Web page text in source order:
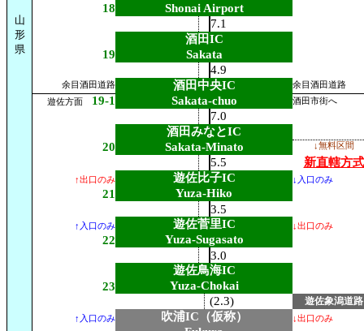
山
形
県
18
Shonai Airport
7.1
酒田IC
19
Sakata
4.9
余目酒田道路 酒田中央IC
余目酒田道路
遊佐方面 19-1 Sakata-chuo 酒田市街へ
7.0
酒田みなとIC
20
Sakata-Minato ↓無料区間
5.5 新直轄方式
↑出口のみ 遊佐比子IC ↓入口のみ
21
Yuza-Hiko
3.5
↑入口のみ 遊佐菅里IC ↓出口のみ
22
Yuza-Sugasato
3.0
遊佐鳥海IC
23
Yuza-Chokai
(2.3)
遊佐象潟道路
↑入口のみ 吹浦IC（仮称） ↓出口のみ